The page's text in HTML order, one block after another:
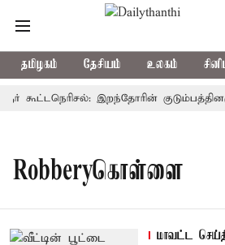
தமிழகம் தேசியம் உலகம்
கூட்டநெரிசல்: இறந்தோரின்
Robberyகொள்ளை
மாவட்ட